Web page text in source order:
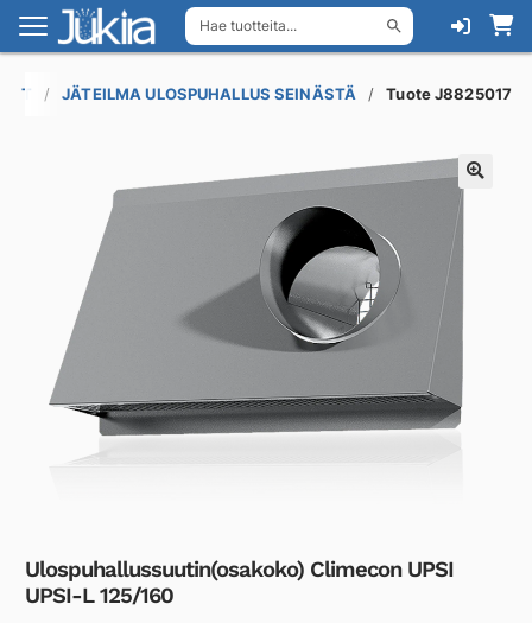
Hae tuotteita...
Siirry
navigointiin
Siirry
sisältöön
JÄTEILMA ULOSPUHALLUS SEINÄSTÄ Tuote J8825017
Ulospuhallussuutin(osakoko) Climecon UPSI
UPSI-L 125/160